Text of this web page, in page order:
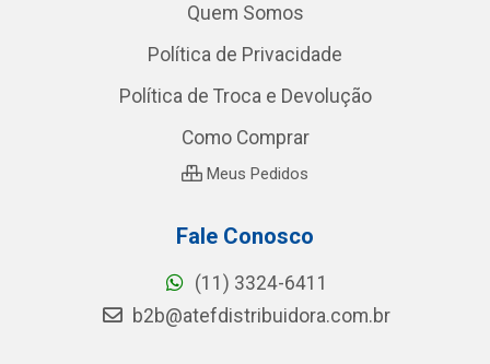
Quem Somos
Política de Privacidade
Política de Troca e Devolução
Como Comprar
Meus Pedidos
Fale Conosco
(11) 3324-6411
b2b@atefdistribuidora.com.br